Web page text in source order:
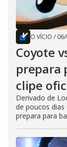
O VÍCIO /
Coyote
prepara
clipe
Derivado de
de poucos
prepara para